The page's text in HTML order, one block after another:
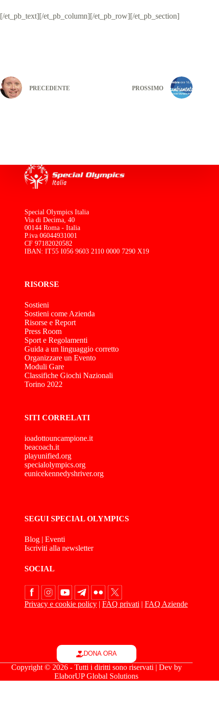
[/et_pb_text][/et_pb_column][/et_pb_row][/et_pb_section]
PRECEDENTE PROSSIMO
Special Olympics Italia
Via di Decima, 40
00144 Roma - Italia
P.iva 06044931001
CF 97182020582
IBAN: IT55 I056 9603 2110 0000 7290 X19
RISORSE
Sostieni
Sostieni come Azienda
Risorse e Report
Press Room
Sport e Regolamenti
Guida a un linguaggio corretto
Organizzare un Evento
Moduli Gare
Classifiche Giochi Nazionali
Torino 2022
SITI CORRELATI
ioadottouncampione.it
beacoach.it
playunified.org
specialolympics.org
eunicekennedyshriver.org
SEGUI SPECIAL OLYMPICS
Blog | Eventi
Iscriviti alla newsletter
SOCIAL
Privacy e cookie policy | FAQ privati | FAQ Aziende
DONA ORA
Copyright © 2026 - Tutti i diritti sono riservati | Dev by
ElaborUP Global Solutions